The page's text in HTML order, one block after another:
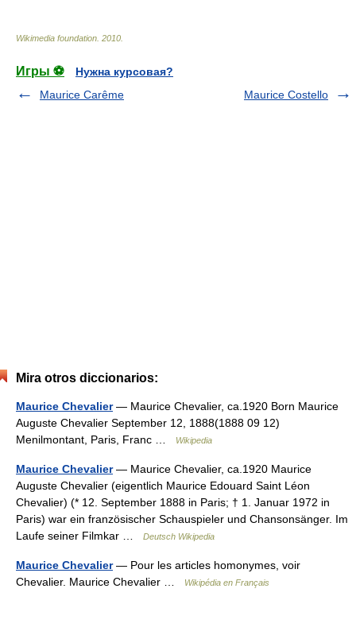
Wikimedia foundation 2010
Игры ⚽
Нужна курсовая?
Maurice Carême
Maurice Costello
Mira otros diccionarios:
Maurice Chevalier— Maurice Chevalier, ca.1920 Born Maurice
Auguste Chevalier September 12, 1888(1888 09 12)
Menilmontant, Paris, Franc …
Wikipedia
Maurice Chevalier— Maurice Chevalier, ca.1920 Maurice
Auguste Chevalier (eigentlich Maurice Edouard Saint Léon
Chevalier) (* 12. September 1888 in Paris; † 1. Januar 1972 in
Paris) war ein französischer Schauspieler und Chansonsänger. Im
Laufe seiner Filmkar …
Deutsch Wikipedia
Maurice Chevalier— Pour les articles homonymes, voir
Chevalier. Maurice Chevalier …
Wikipédia en Français